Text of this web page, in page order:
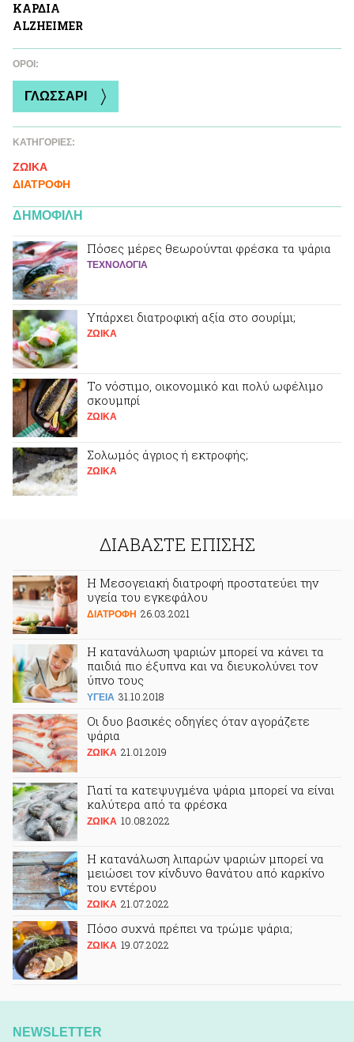
ΚΑΡΔΙA
ALZHEIMER
ΌΡΟΙ:
ΓΛΩΣΣΑΡΙ
ΚΑΤΗΓΟΡΙΕΣ:
ΖΩΙΚA
ΔΙΑΤΡΟΦΗ
ΔΗΜΟΦΙΛΗ
Πόσες μέρες θεωρούνται φρέσκα τα ψάρια
ΤΕΧΝΟΛΟΓΙΑ
Υπάρχει διατροφική αξία στο σουρίμι;
ΖΩΙΚA
Το νόστιμο, οικονομικό και πολύ ωφέλιμο
σκουμπρί
ΖΩΙΚA
Σολωμός άγριος ή εκτροφής;
ΖΩΙΚA
ΔΙΑΒΑΣΤΕ ΕΠΙΣΗΣ
Η Μεσογειακή διατροφή προστατεύει την
υγεία του εγκεφάλου
ΔΙΑΤΡΟΦΗ 26.03.2021
Η κατανάλωση ψαριών μπορεί να κάνει τα
παιδιά πιο έξυπνα και να διευκολύνει τον
ύπνο τους
ΥΓΕΙΑ 31.10.2018
Οι δυο βασικές οδηγίες όταν αγοράζετε
ψάρια
ΖΩΙΚA 21.01.2019
Γιατί τα κατεψυγμένα ψάρια μπορεί να είναι
καλύτερα από τα φρέσκα
ΖΩΙΚA 10.08.2022
Η κατανάλωση λιπαρών ψαριών μπορεί να
μειώσει τον κίνδυνο θανάτου από καρκίνο
του εντέρου
ΖΩΙΚA 21.07.2022
Πόσο συχνά πρέπει να τρώμε ψάρια;
ΖΩΙΚA 19.07.2022
NEWSLETTER